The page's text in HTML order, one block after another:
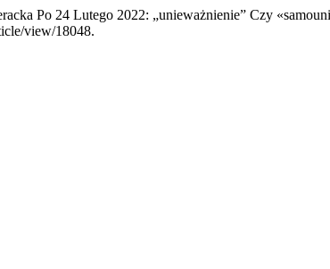
Po 24 Lutego 2022: „unieważnienie” Czy
view/18048.